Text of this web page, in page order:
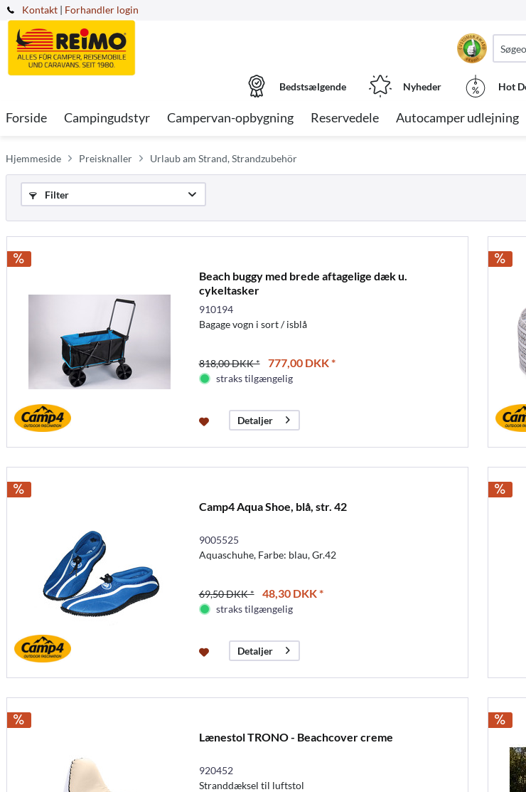
Kontakt | Forhandler login
Bedstsælgende Nyheder Hot
Forside Campingudstyr Campervan-opbygning Reservedele Autocamper udlejning
Hjemmeside Preisknaller Urlaub am Strand, Strandzubehör
Filter
Beach buggy med brede aftagelige dæk u.
cykeltasker
910194
Bagage vogn i sort / isblå
818,00 DKK * 777,00 DKK *
straks tilgængelig
Detaljer
Camp4 Aqua Shoe, blå, str. 42
9005525
Aquaschuhe, Farbe: blau, Gr.42
69,50 DKK * 48,30 DKK *
straks tilgængelig
Detaljer
Lænestol TRONO - Beachcover creme
920452
Stranddæksel til luftstol